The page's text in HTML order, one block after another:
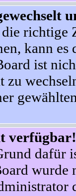
richtige
kann es
ist
verfügbar!
dafür
wurde